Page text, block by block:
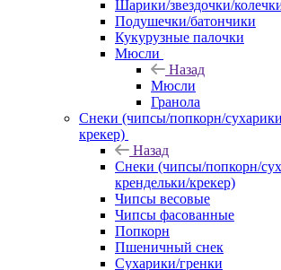
Шарики/звездочки/
Подушечки/батончики
Кукурузные палочки
Мюсли
Назад
Мюсли
Гранола
Снеки (чипсы/попкорн/
крекер)
Назад
Снеки (чипсы/попкорн/
крендельки/крекер)
Чипсы весовые
Чипсы фасованные
Попкорн
Пшеничный снек
Сухарики/гренки